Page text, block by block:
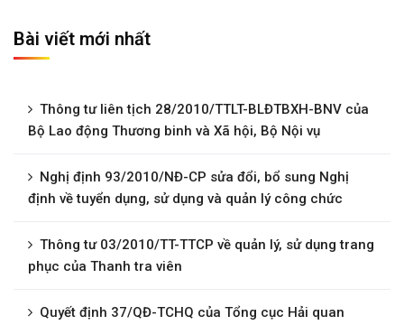
Bài viết mới nhất
Thông tư liên tịch 28/2010/TTLT-BLĐTBXH-BNV của
Bộ Lao động Thương binh và Xã hội, Bộ Nội vụ
Nghị định 93/2010/NĐ-CP sửa đổi, bổ sung Nghị
định về tuyển dụng, sử dụng và quản lý công chức
Thông tư 03/2010/TT-TTCP về quản lý, sử dụng trang
phục của Thanh tra viên
Quyết định 37/QĐ-TCHQ của Tổng cục Hải quan